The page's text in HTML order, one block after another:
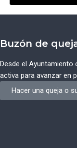
Buzón de
Desde el Ayuntamiento
activa para avanzar en
Hacer una queja o